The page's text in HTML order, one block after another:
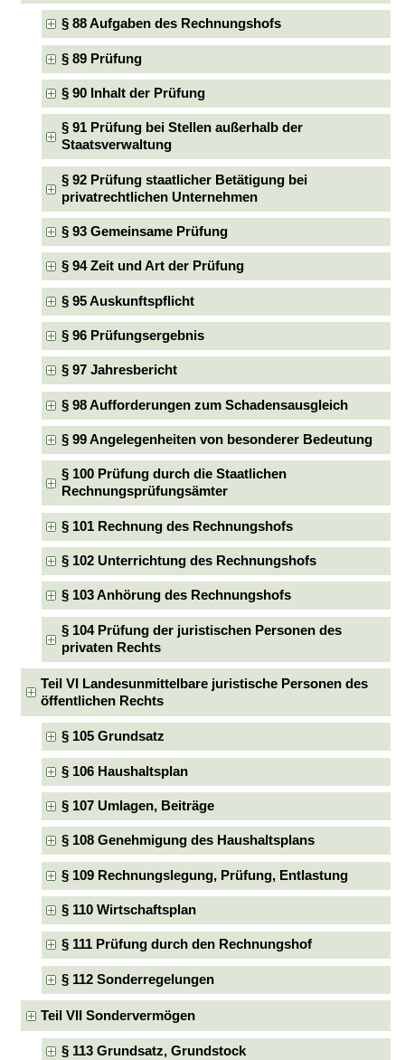
§ 88 Aufgaben des Rechnungshofs
§ 89 Prüfung
§ 90 Inhalt der Prüfung
§ 91 Prüfung bei Stellen außerhalb der
Staatsverwaltung
§ 92 Prüfung staatlicher Betätigung bei
privatrechtlichen Unternehmen
§ 93 Gemeinsame Prüfung
§ 94 Zeit und Art der Prüfung
§ 95 Auskunftspflicht
§ 96 Prüfungsergebnis
§ 97 Jahresbericht
§ 98 Aufforderungen zum Schadensausgleich
§ 99 Angelegenheiten von besonderer Bedeutung
§ 100 Prüfung durch die Staatlichen
Rechnungsprüfungsämter
§ 101 Rechnung des Rechnungshofs
§ 102 Unterrichtung des Rechnungshofs
§ 103 Anhörung des Rechnungshofs
§ 104 Prüfung der juristischen Personen des
privaten Rechts
Teil VI Landesunmittelbare juristische Personen des
öffentlichen Rechts
§ 105 Grundsatz
§ 106 Haushaltsplan
§ 107 Umlagen, Beiträge
§ 108 Genehmigung des Haushaltsplans
§ 109 Rechnungslegung, Prüfung, Entlastung
§ 110 Wirtschaftsplan
§ 111 Prüfung durch den Rechnungshof
§ 112 Sonderregelungen
Teil VII Sondervermögen
§ 113 Grundsatz, Grundstock